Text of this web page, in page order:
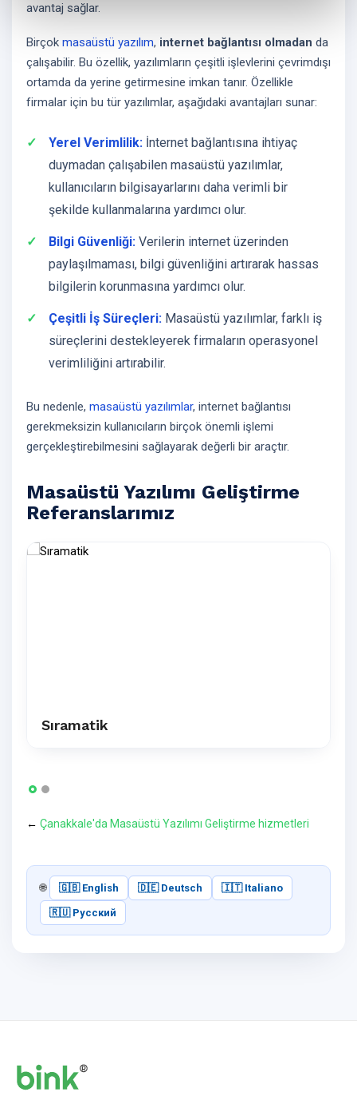
avantaj sağlar.
Birçok masaüstü yazılım, internet bağlantısı olmadan da
çalışabilir. Bu özellik, yazılımların çeşitli işlevlerini çevrimdışı
ortamda da yerine getirmesine imkan tanır. Özellikle
firmalar için bu tür yazılımlar, aşağıdaki avantajları sunar:
Yerel Verimlilik: İnternet bağlantısına ihtiyaç
duymadan çalışabilen masaüstü yazılımlar,
kullanıcıların bilgisayarlarını daha verimli bir
şekilde kullanmalarına yardımcı olur.
Bilgi Güvenliği: Verilerin internet üzerinden
paylaşılmaması, bilgi güvenliğini artırarak hassas
bilgilerin korunmasına yardımcı olur.
Çeşitli İş Süreçleri: Masaüstü yazılımlar, farklı iş
süreçlerini destekleyerek firmaların operasyonel
verimliliğini artırabilir.
Bu nedenle, masaüstü yazılımlar, internet bağlantısı
gerekmeksizin kullanıcıların birçok önemli işlemi
gerçekleştirebilmesini sağlayarak değerli bir araçtır.
Masaüstü Yazılımı Geliştirme
Referanslarımız
Sıramatik
← Çanakkale'da Masaüstü Yazılımı Geliştirme hizmetleri
🌐 🇬🇧 English 🇩🇪 Deutsch 🇮🇹 Italiano
🇷🇺 Русский